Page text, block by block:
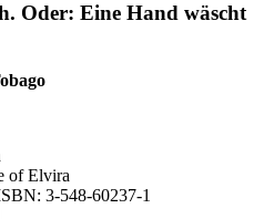
Oder: Eine Hand wäscht
of Elvira
3-548-60237-1